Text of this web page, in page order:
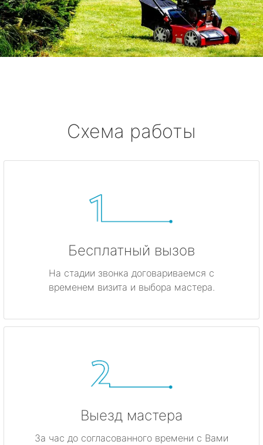
Схема работы
Бесплатный вызов
На стадии звонка договариваемся с
временем визита и выбора мастера.
Выезд мастера
За час до согласованного времени с Вами